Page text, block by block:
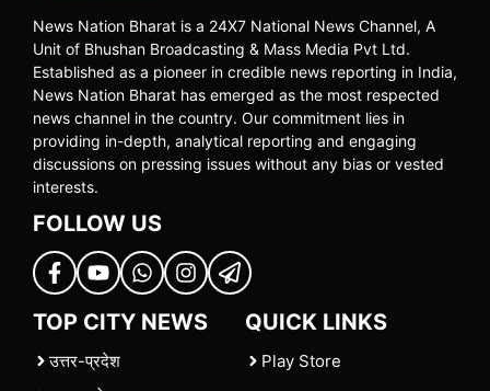
News Nation Bharat is a 24X7 National News Channel, A
Unit of Bhushan Broadcasting & Mass Media Pvt Ltd.
Established as a pioneer in credible news reporting in India,
News Nation Bharat has emerged as the most respected
news channel in the country. Our commitment lies in
providing in-depth, analytical reporting and engaging
discussions on pressing issues without any bias or vested
interests.
FOLLOW US
TOP CITY NEWS
उत्तर-प्रदेश
QUICK LINKS
Play Store